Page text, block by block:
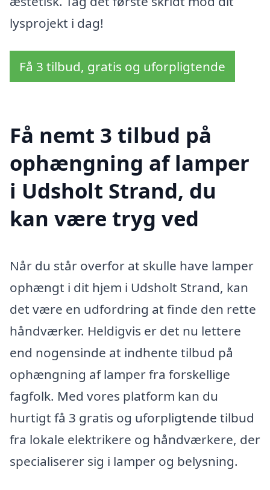
lysprojekt i dag!
Få 3 tilbud, gratis og uforpligtende
Få nemt 3 tilbud på
ophængning af lamper
i Udsholt Strand, du
kan være tryg ved
Når du står overfor at skulle have lamper
ophængt i dit hjem i Udsholt Strand, kan
det være en udfordring at finde den rette
håndværker. Heldigvis er det nu lettere
end nogensinde at indhente tilbud på
ophængning af lamper fra forskellige
fagfolk. Med vores platform kan du
hurtigt få 3 gratis og uforpligtende tilbud
fra lokale elektrikere og håndværkere, der
specialiserer sig i lamper og belysning.